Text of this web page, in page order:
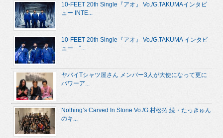
10-FEET 20th Single『アオ』 Vo./G.TAKUMAインタビ
ュー INTE...
10-FEET 20th Single『アオ』 Vo./G.TAKUMA インタビ
ュー “...
ヤバイTシャツ屋さん メンバー3人が大使になって更に
パワーア...
Nothing’s Carved In Stone Vo./G.村松拓 続・たっきゅん
のキ...